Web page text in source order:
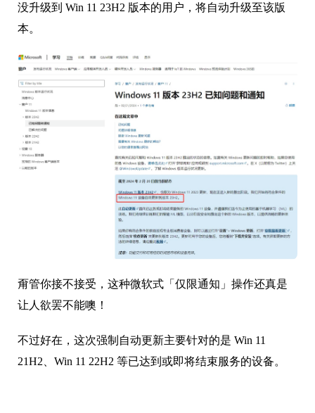
没升级到 Win 11 23H2 版本的用户，将自动升级至该版
本。
甭管你接不接受，这种微软式「仅限通知」操作还真是
让人欲罢不能噢！
不过好在，这次强制自动更新主要针对的是 Win 11
21H2、Win 11 22H2 等已达到或即将结束服务的设备。